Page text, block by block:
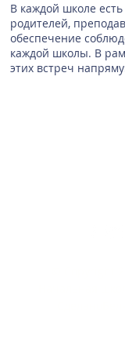
В каждой школе
родителей,
обеспечение
каждой школы. В
этих встреч